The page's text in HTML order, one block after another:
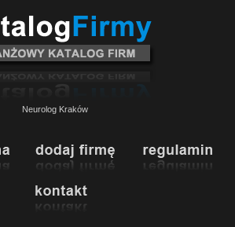
Neurolog Kraków